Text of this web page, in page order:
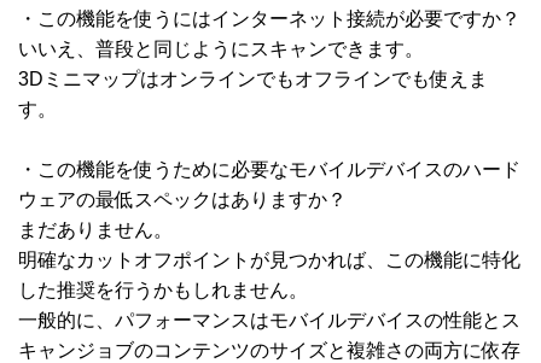
・この機能を使うにはインターネット接続が必要ですか？
いいえ、普段と同じようにスキャンできます。
3Dミニマップはオンラインでもオフラインでも使えま
す。
・この機能を使うために必要なモバイルデバイスのハード
ウェアの最低スペックはありますか？
まだありません。
明確なカットオフポイントが見つかれば、この機能に特化
した推奨を行うかもしれません。
一般的に、パフォーマンスはモバイルデバイスの性能とス
キャンジョブのコンテンツのサイズと複雑さの両方に依存